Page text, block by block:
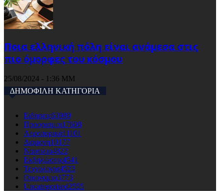
Ποια ελληνική πόλη είναι ανάμεσα στις
πιο όμορφες του κόσμου
25/08/2024 - 1:36 ΜΜ
ΔΗΜΟΦΙΛΗ ΚΑΤΗΓΟΡΙΑ
Ειδησεις63989
Προορισμοι17608
Αεροπορικά11101
Διαμονη10177
Ναυτιλια4822
Εκδηλώσεις4541
Τεχνολογια4523
Οικονομια3773
Uncategorised2555